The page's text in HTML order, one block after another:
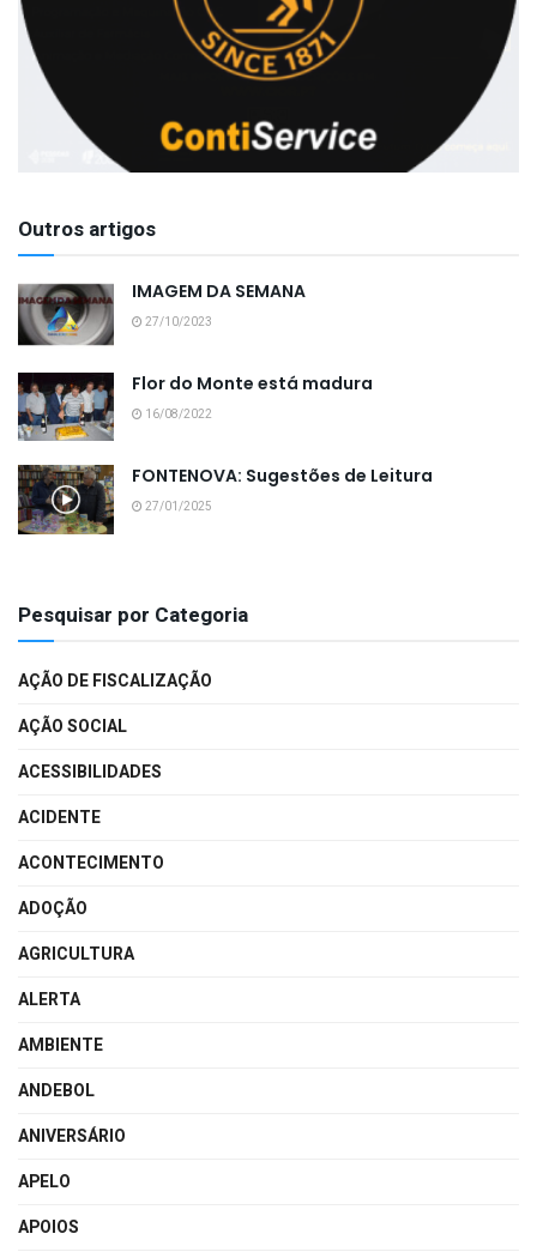
Outros artigos
IMAGEM DA SEMANA
27/10/2023
Flor do Monte está madura
16/08/2022
FONTENOVA: Sugestões de Leitura
27/01/2025
Pesquisar por Categoria
AÇÃO DE FISCALIZAÇÃO
AÇÃO SOCIAL
ACESSIBILIDADES
ACIDENTE
ACONTECIMENTO
ADOÇÃO
AGRICULTURA
ALERTA
AMBIENTE
ANDEBOL
ANIVERSÁRIO
APELO
APOIOS